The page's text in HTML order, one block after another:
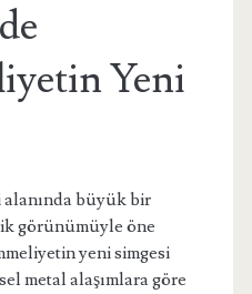
Yeni
büyük bir
görünümüyle öne
yeni simgesi
metal alaşımlara göre